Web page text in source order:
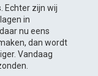
Echter zijn wij
in
nu eens
dan wordt
Vandaag